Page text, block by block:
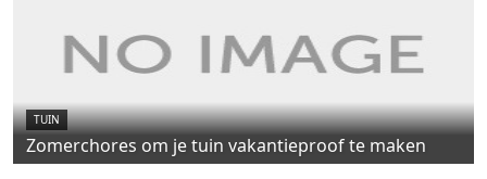
TUIN
Zomerchores om je tuin vakantieproof te maken